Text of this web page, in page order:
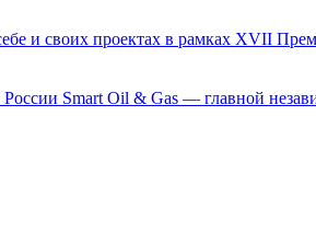
и своих проектах в рамках XVII
Smart Oil & Gas — главной